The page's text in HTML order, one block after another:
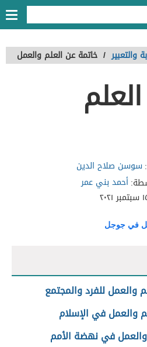
والتعبير / خاتمة عن العلم والعمل
سوسن صلاح الدين
أحمد بني عمر
في جوجل
والعمل للفرد والمجتمع
والعمل في الإسلام
في نهضة الأمم